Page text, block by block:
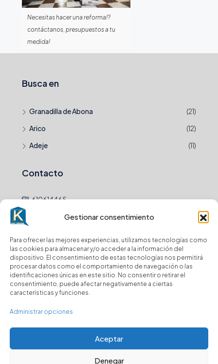
Gestionar consentimiento
Para ofrecer las mejores experiencias, utilizamos tecnologías como
las cookies para almacenar y/o acceder a la información del
dispositivo. El consentimiento de estas tecnologías nos permitirá
procesar datos como el comportamiento de navegación o las
identificaciones únicas en este sitio. No consentir o retirar el
consentimiento, puede afectar negativamente a ciertas
características y funciones.
Administrar opciones
Aceptar
Denegar
Necesitas hacer una reforma!?
contáctanos, presupuestos a tu
medida!
Busca en
Granadilla de Abona
(21)
Arico
(12)
Adeje
(11)
Contacto
610614465
Newsletter
Envio
Suscríbase a nuestro boletín para recibir
actualizaciones.